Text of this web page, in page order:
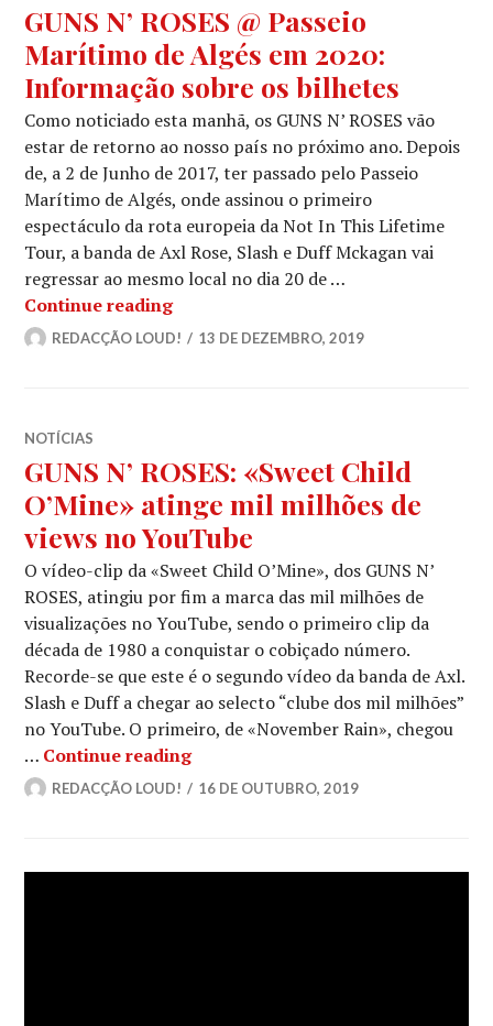
GUNS N’ ROSES @ Passeio
Marítimo de Algés em 2020:
Informação sobre os bilhetes
Como noticiado esta manhã, os GUNS N’ ROSES vão
estar de retorno ao nosso país no próximo ano. Depois
de, a 2 de Junho de 2017, ter passado pelo Passeio
Marítimo de Algés, onde assinou o primeiro
espectáculo da rota europeia da Not In This Lifetime
Tour, a banda de Axl Rose, Slash e Duff Mckagan vai
regressar ao mesmo local no dia 20 de …
Continue readingGUNS N’ ROSES @ Passeio
REDACÇÃO LOUD! 13 DE DEZEMBRO, 2019
NOTÍCIAS
GUNS N’ ROSES: «Sweet Child
O’Mine» atinge mil milhões de
views no YouTube
O vídeo-clip da «Sweet Child O’Mine», dos GUNS N’
ROSES, atingiu por fim a marca das mil milhões de
visualizações no YouTube, sendo o primeiro clip da
década de 1980 a conquistar o cobiçado número.
Recorde-se que este é o segundo vídeo da banda de Axl.
Slash e Duff a chegar ao selecto “clube dos mil milhões”
no YouTube. O primeiro, de «November Rain», chegou
… Continue readingGUNS N’ ROSES: «Sweet Child
REDACÇÃO LOUD! 16 DE OUTUBRO, 2019